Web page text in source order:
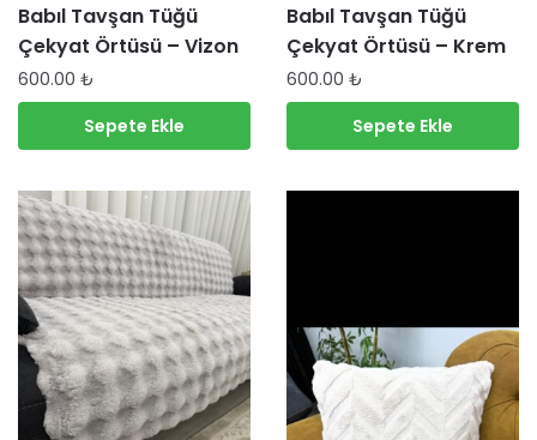
Babıl Tavşan Tüğü
Çekyat Örtüsü – Vizon
600.00 ₺
Sepete Ekle
Babıl Tavşan Tüğü
Çekyat Örtüsü – Krem
600.00 ₺
Sepete Ekle